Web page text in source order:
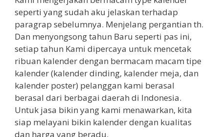
seperti yang sudah aku jelaskan terhadap
paragrap sebelumnya. Menjelang pergantian th.
Dan menyongsong tahun Baru seperti pas ini,
setiap tahun Kami dipercaya untuk mencetak
ribuan kalender dengan bermacam macam tipe
kalender (kalender dinding, kalender meja, dan
kalender poster) pelanggan kami berasal
berasal dari berbagai daerah di Indonesia.
Untuk jasa bikin yang kami menawarkan, kita
siap melayani bikin kalender dengan kualitas
dan harga yang beradu.